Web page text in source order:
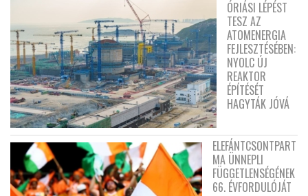
ÓRIÁSI LÉPÉST
TESZ AZ
ATOMENERGIA
FEJLESZTÉSÉBEN:
NYOLC ÚJ
REAKTOR
ÉPÍTÉSÉT
HAGYTÁK JÓVÁ
ELEFÁNTCSONTPART
MA ÜNNEPLI
FÜGGETLENSÉGÉNEK
66. ÉVFORDULÓJÁT